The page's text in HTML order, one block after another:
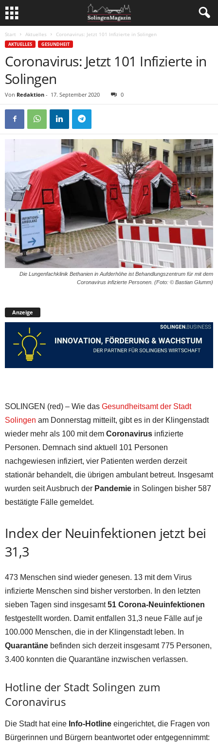
Start Aktuelles Coronavirus: Jetzt 101 Infizierte in Solingen
AKTUELLES GESUNDHEIT
Coronavirus: Jetzt 101 Infizierte in
Solingen
Von Redaktion - 17. September 2020 0
Die Lungenfachklinik Bethanien in Aufderhöhe ist Behandlungszentrum für mit dem
Coronavirus infizierte Personen. (Foto: © Bastian Glumm)
Anzeige
SOLINGEN (red) – Wie das Gesundheitsamt der Stadt
Solingen am Donnerstag mitteilt, gibt es in der Klingenstadt
wieder mehr als 100 mit dem Coronavirus infizierte
Personen. Demnach sind aktuell 101 Personen
nachgewiesen infiziert, vier Patienten werden derzeit
stationär behandelt, die übrigen ambulant betreut. Insgesamt
wurden seit Ausbruch der Pandemie in Solingen bisher 587
bestätigte Fälle gemeldet.
Index der Neuinfektionen jetzt bei
31,3
473 Menschen sind wieder genesen. 13 mit dem Virus
infizierte Menschen sind bisher verstorben. In den letzten
sieben Tagen sind insgesamt51 Corona-Neuinfektionen
festgestellt worden. Damit entfallen 31,3 neue Fälle auf je
100.000 Menschen, die in der Klingenstadt leben. In
Quarantäne befinden sich derzeit insgesamt 775 Personen,
3.400 konnten die Quarantäne inzwischen verlassen.
Hotline der Stadt Solingen zum
Coronavirus
Die Stadt hat eine Info-Hotline eingerichtet, die Fragen von
Bürgerinnen und Bürgern beantwortet oder entgegennimmt: